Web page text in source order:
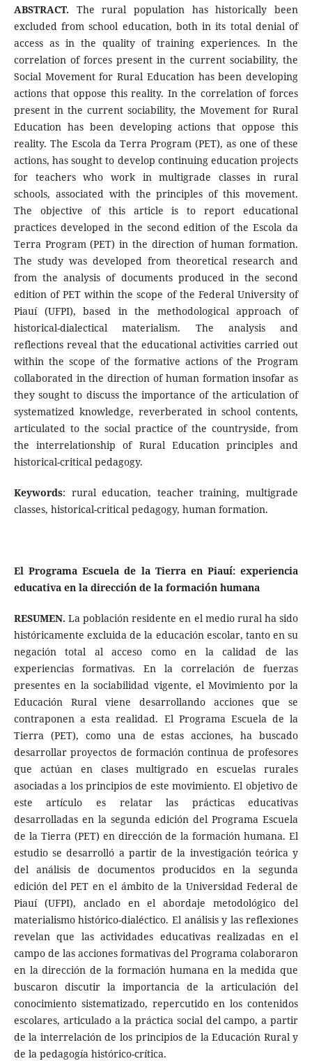
ABSTRACT. The rural population has historically been
excluded from school education, both in its total denial of
access as in the quality of training experiences. In the
correlation of forces present in the current sociability, the
Social Movement for Rural Education has been developing
actions that oppose this reality. In the correlation of forces
present in the current sociability, the Movement for Rural
Education has been developing actions that oppose this
reality. The Escola da Terra Program (PET), as one of these
actions, has sought to develop continuing education projects
for teachers who work in multigrade classes in rural
schools, associated with the principles of this movement.
The objective of this article is to report educational
practices developed in the second edition of the Escola da
Terra Program (PET) in the direction of human formation.
The study was developed from theoretical research and
from the analysis of documents produced in the second
edition of PET within the scope of the Federal University of
Piauí (UFPI), based in the methodological approach of
historical-dialectical materialism. The analysis and
reflections reveal that the educational activities carried out
within the scope of the formative actions of the Program
collaborated in the direction of human formation insofar as
they sought to discuss the importance of the articulation of
systematized knowledge, reverberated in school contents,
articulated to the social practice of the countryside, from
the interrelationship of Rural Education principles and
historical-critical pedagogy.
Keywords: rural education, teacher training, multigrade
classes, historical-critical pedagogy, human formation.
El Programa Escuela de la Tierra en Piauí: experiencia
educativa en la dirección de la formación humana
RESUMEN. La población residente en el medio rural ha sido
históricamente excluida de la educación escolar, tanto en su
negación total al acceso como en la calidad de las
experiencias formativas. En la correlación de fuerzas
presentes en la sociabilidad vigente, el Movimiento por la
Educación Rural viene desarrollando acciones que se
contraponen a esta realidad. El Programa Escuela de la
Tierra (PET), como una de estas acciones, ha buscado
desarrollar proyectos de formación continua de profesores
que actúan en clases multigrado en escuelas rurales
asociadas a los principios de este movimiento. El objetivo de
este artículo es relatar las prácticas educativas
desarrolladas en la segunda edición del Programa Escuela
de la Tierra (PET) en dirección de la formación humana. El
estudio se desarrolló a partir de la investigación teórica y
del análisis de documentos producidos en la segunda
edición del PET en el ámbito de la Universidad Federal de
Piauí (UFPI), anclado en el abordaje metodológico del
materialismo histórico-dialéctico. El análisis y las reflexiones
revelan que las actividades educativas realizadas en el
campo de las acciones formativas del Programa colaboraron
en la dirección de la formación humana en la medida que
buscaron discutir la importancia de la articulación del
conocimiento sistematizado, repercutido en los contenidos
escolares, articulado a la práctica social del campo, a partir
de la interrelación de los principios de la Educación Rural y
de la pedagogía histórico-crítica.